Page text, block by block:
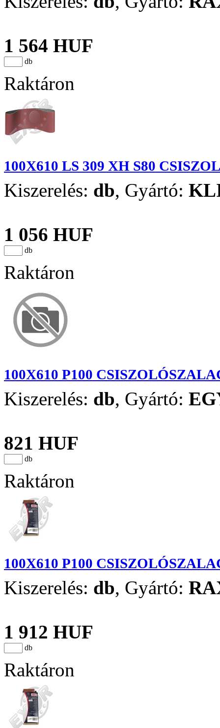
1 564 HUF
db
Raktáron
100X610 LS 309 XH S80
Kiszerelés: db, Gyártó:
1 056 HUF
db
Raktáron
100X610 P100
Kiszerelés: db, Gyártó:
821 HUF
db
Raktáron
100X610 P100
Kiszerelés: db, Gyártó:
1 912 HUF
db
Raktáron